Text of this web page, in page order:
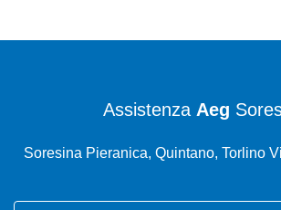
Assistenza Aeg
Soresina Pieranica, Quintano, Torlino